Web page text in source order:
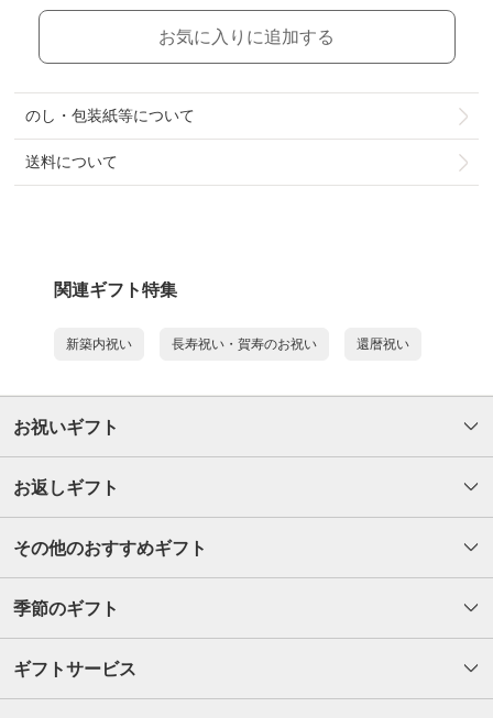
お気に入りに追加する
のし・包装紙等について
送料について
関連ギフト特集
新築内祝い 長寿祝い・賀寿のお祝い 還暦祝い
お祝いギフト
お返しギフト
その他のおすすめギフト
季節のギフト
ギフトサービス